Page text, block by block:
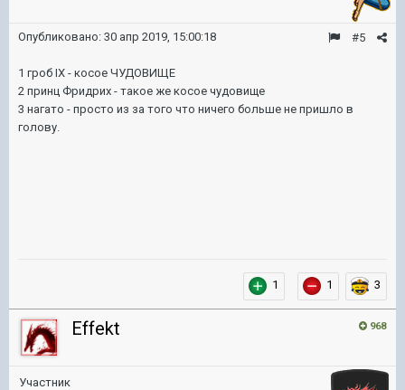
#5
Опубликовано: 30 апр 2019, 15:00:18
1 гроб IX - косое ЧУДОВИЩЕ
2 принц Фридрих - такое же косое чудовище
3 нагато - просто из за того что ничего больше не пришло в
голову.
1 1 3
968
Effekt
Участник